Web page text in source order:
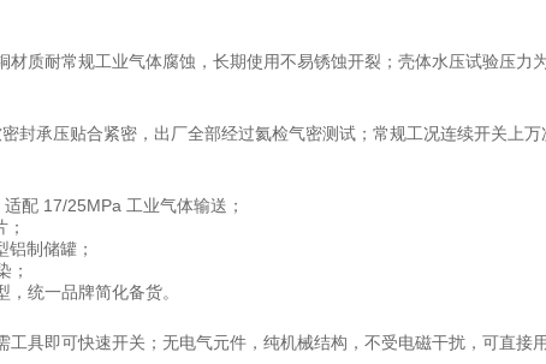
材质耐常规工业气体腐蚀，长期使用不易锈蚀开裂；壳体水压试验压力
封承压贴合紧密，出厂全部经过氦检气密测试；常规工况连续开关上
配 17/25MPa 工业气体输送；
制储罐；
；
统一品牌简化备货。
工具即可快速开关；无电气元件，纯机械结构，不受电磁干扰，可直接